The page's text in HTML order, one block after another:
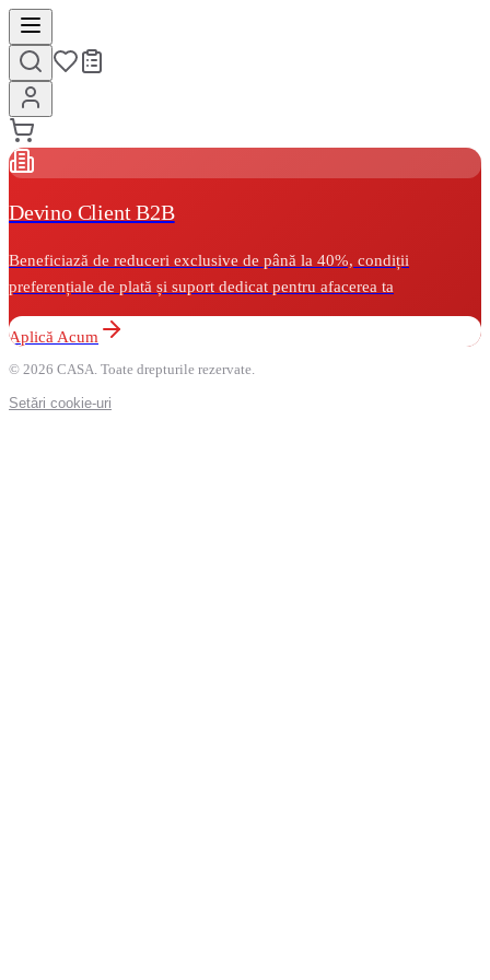
Devino Client B2B
Beneficiază de reduceri exclusive de până la 40%, condiții
preferențiale de plată și suport dedicat pentru afacerea ta
Aplică Acum
© 2026 CASA. Toate drepturile rezervate.
Setări cookie-uri